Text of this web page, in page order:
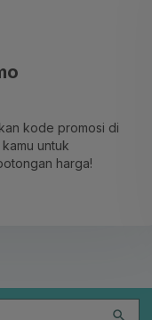
kode promosi di
untuk
harga!